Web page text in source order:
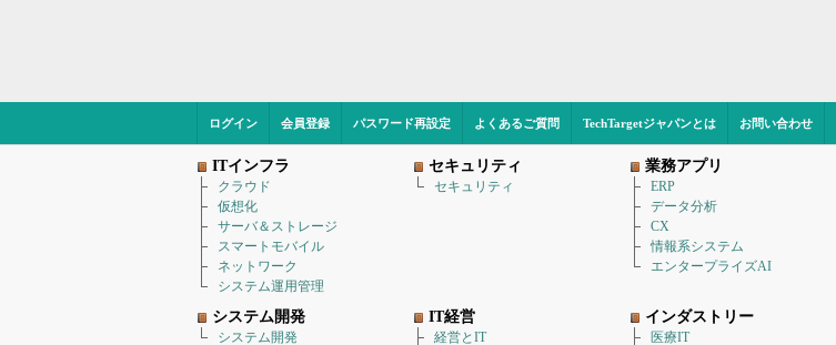
ログイン 会員登録 パスワード再設定 よくあるご質問 TechTargetジャパンとは お問い合わせ
ITインフラ
クラウド
仮想化
サーバ＆ストレージ
スマートモバイル
ネットワーク
システム運用管理
セキュリティ
セキュリティ
業務アプリ
ERP
データ分析
CX
情報系システム
エンタープライズAI
システム開発
システム開発
IT経営
経営とIT
インダストリー
医療IT